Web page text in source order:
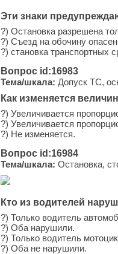
Эти знаки
?) Остановка разрешена
?) Съезд на обочину
?) становка транспортных
Вопрос id:16983
Тема/шкала: Допуск ТС,
Как изменяется
?) Увеличивается
?) Увеличивается
?) Не изменяется.
Вопрос id:16984
Тема/шкала: Остановка,
Кто из водителей
?) Только водитель
?) Оба нарушили.
?) Только водитель
?) Оба не нарушили.